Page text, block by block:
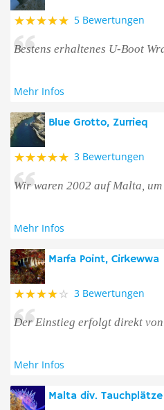
5 Bewertungen
Bestens erhaltenes U-Boot
Mehr Infos
Blue Grotto, Zurrieq
3 Bewertungen
Wir waren 2002 auf Malta,
Mehr Infos
Marfa Point, Cirkewwa
3 Bewertungen
Der Einstieg erfolgt direkt
Mehr Infos
Malta div. Tauchplätze